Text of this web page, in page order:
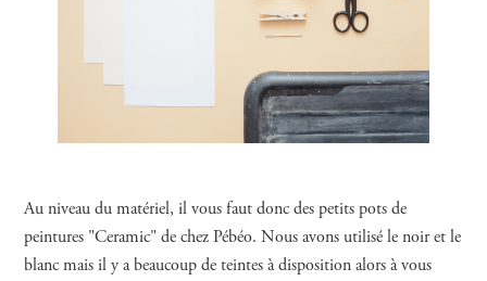
Au niveau du matériel, il vous faut donc des petits pots de
peintures "Ceramic" de chez Pébéo. Nous avons utilisé le noir et le
blanc mais il y a beaucoup de teintes à disposition alors à vous